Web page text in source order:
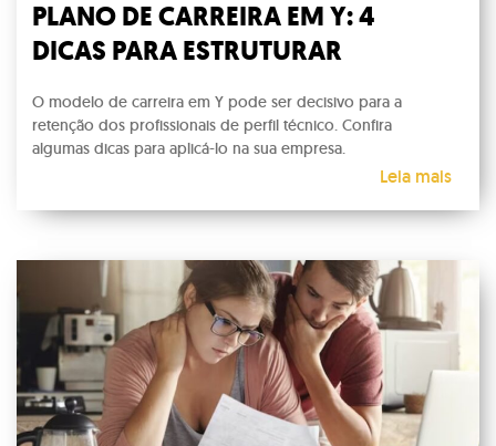
PLANO DE CARREIRA EM Y: 4
DICAS PARA ESTRUTURAR
O modelo de carreira em Y pode ser decisivo para a
retenção dos profissionais de perfil técnico. Confira
algumas dicas para aplicá-lo na sua empresa.
Leia mais